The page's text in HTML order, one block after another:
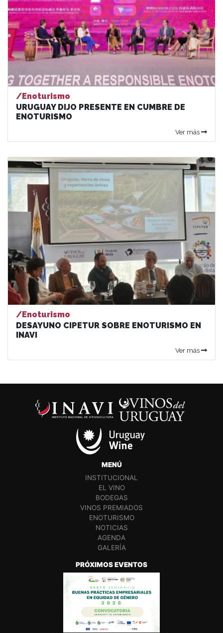
/Enoturismo
URUGUAY DIJO PRESENTE EN CUMBRE DE
ENOTURISMO
Ver más
/Enoturismo
DESAYUNO CIPETUR SOBRE ENOTURISMO EN
INAVI
Ver más
MENÚ
INSTITUCIONAL
EL VINO
BODEGAS
VINOS PREMIADOS
ENOTURISMO
NOTICIAS
AGENDA
GALERÍA
PRÓXIMOS EVENTOS